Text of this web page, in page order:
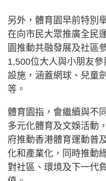
另外，體育園早前特別
在向市民大眾推廣全民
園推動共融發展及社區
1,500位大人與小朋友
設施，涵蓋網球、兒童
等。
體育園指，會繼續與不
多元化體育及文娛活動
府推動香港體育運動普
化和產業化，同時推動
對社區、環境及下一代